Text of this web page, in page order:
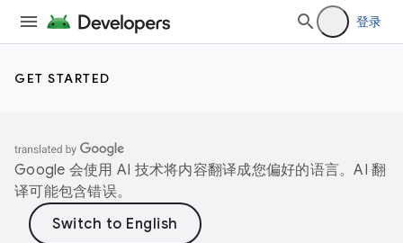
登录
GET STARTED
Google 会使用 AI 技术将内容翻译成您偏好的语言。AI 翻
译可能包含错误。